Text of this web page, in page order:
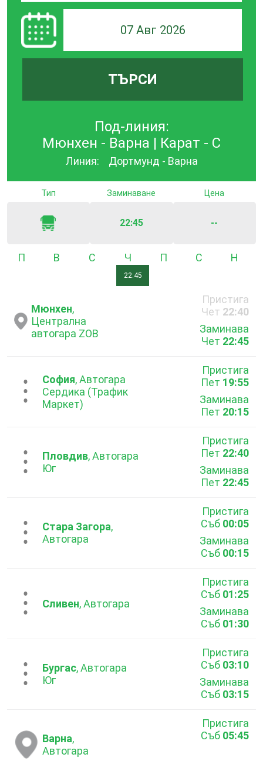
07 Авг 2026
ТЪРСИ
Под-линия:
Мюнхен - Варна | Карат - С
Линия: Дортмунд - Варна
Тип Заминаване
22:45
Цена
--
ПонеделникВторник Четвъртък
22:45
Събота
Мюнхен,
Централна
автогара ZOB
Пристига
Чет 22:40
Заминава
Чет 22:45
...София, Автогара
Сердика (Трафик
Маркет)
Пристига
Пет 19:55
Заминава
Пет 20:15
...Пловдив, Автогара
Юг
Пристига
Пет 22:40
Заминава
Пет 22:45
...Стара Загора,
Автогара
Пристига
Съб 00:05
Заминава
Съб 00:15
...Сливен, Автогара
Пристига
Съб 01:25
Заминава
Съб 01:30
...Бургас, Автогара
Юг
Пристига
Съб 03:10
Заминава
Съб 03:15
Варна,
Автогара
Пристига
Съб 05:45